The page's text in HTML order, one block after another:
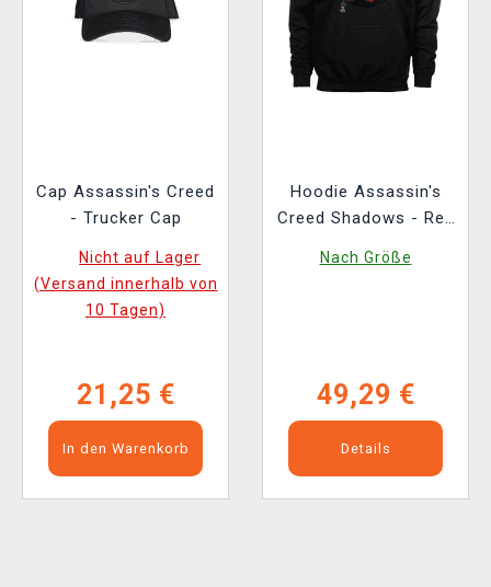
Cap Assassin's Creed
- Trucker Cap
Nicht auf Lager
(Versand innerhalb von
10 Tagen)
21,25 €
In den Warenkorb
Hoodie Assassin's
Creed Shadows - Red
Nach Größe
49,29 €
Details